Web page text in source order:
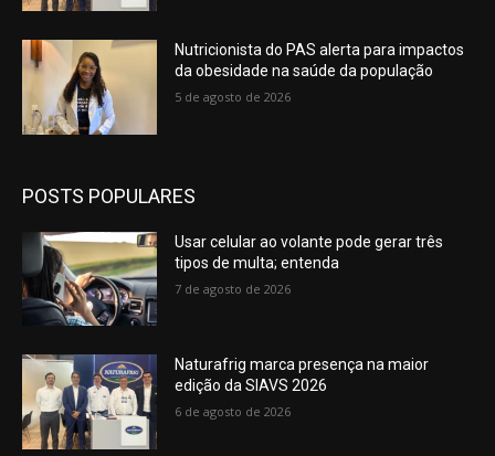
Nutricionista do PAS alerta para impactos
da obesidade na saúde da população
5 de agosto de 2026
POSTS POPULARES
Usar celular ao volante pode gerar três
tipos de multa; entenda
7 de agosto de 2026
Naturafrig marca presença na maior
edição da SIAVS 2026
6 de agosto de 2026